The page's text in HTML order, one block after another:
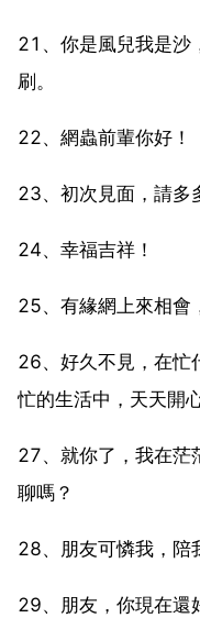
21、你是風兒我是沙
刷。
22、網蟲前輩你好！
23、初次見面，請多
24、幸福吉祥！
25、有緣網上來相會
26、好久不見，在忙
忙的生活中，天天開
27、就你了，我在茫
聊嗎？
28、朋友可憐我，陪
29、朋友，你現在還